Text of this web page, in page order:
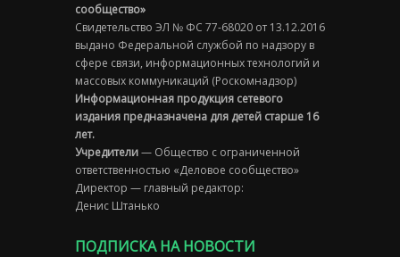
сообщество»
Свидетельство ЭЛ № ФС 77-68020 от 13.12.2016
выдано Федеральной службой по надзору в
сфере связи, информационных технологий и
массовых коммуникаций (Роскомнадзор)
Информационная продукция сетевого
издания предназначена для детей старше 16
лет.
Учредители— Общество с ограниченной
ответственностью «Деловое сообщество»
Директор — главный редактор:
Денис Штанько
ПОДПИСКА НА НОВОСТИ